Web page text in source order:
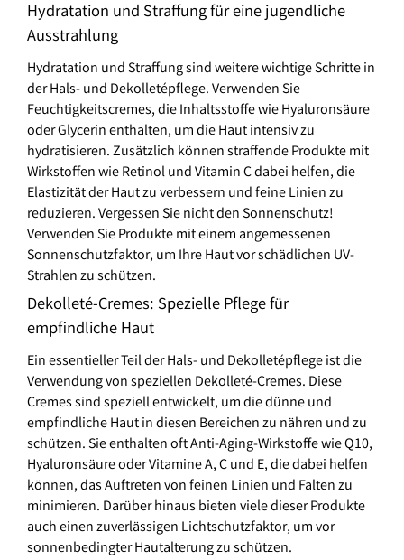
Hydratation und Straffung für eine jugendliche
Ausstrahlung
Hydratation und Straffung sind weitere wichtige Schritte in
der Hals- und Dekolletépflege. Verwenden Sie
Feuchtigkeitscremes, die Inhaltsstoffe wie Hyaluronsäure
oder Glycerin enthalten, um die Haut intensiv zu
hydratisieren. Zusätzlich können straffende Produkte mit
Wirkstoffen wie Retinol und Vitamin C dabei helfen, die
Elastizität der Haut zu verbessern und feine Linien zu
reduzieren. Vergessen Sie nicht den Sonnenschutz!
Verwenden Sie Produkte mit einem angemessenen
Sonnenschutzfaktor, um Ihre Haut vor schädlichen UV-
Strahlen zu schützen.
Dekolleté-Cremes: Spezielle Pflege für
empfindliche Haut
Ein essentieller Teil der Hals- und Dekolletépflege ist die
Verwendung von speziellen Dekolleté-Cremes. Diese
Cremes sind speziell entwickelt, um die dünne und
empfindliche Haut in diesen Bereichen zu nähren und zu
schützen. Sie enthalten oft Anti-Aging-Wirkstoffe wie Q10,
Hyaluronsäure oder Vitamine A, C und E, die dabei helfen
können, das Auftreten von feinen Linien und Falten zu
minimieren. Darüber hinaus bieten viele dieser Produkte
auch einen zuverlässigen Lichtschutzfaktor, um vor
sonnenbedingter Hautalterung zu schützen.